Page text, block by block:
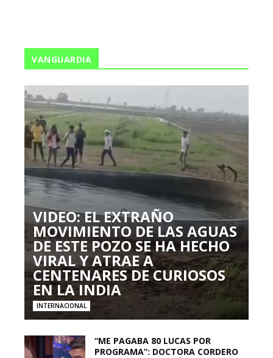
VANGUARDIA
VIDEO: EL EXTRAÑO
MOVIMIENTO DE LAS AGUAS
DE ESTE POZO SE HA HECHO
VIRAL Y ATRAE A
CENTENARES DE CURIOSOS
EN LA INDIA
INTERNACIONAL
“ME PAGABA 80 LUCAS POR
PROGRAMA”: DOCTORA CORDERO